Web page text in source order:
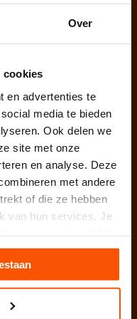
Over
cookies
en advertenties te
media te bieden
Ook delen we
site met onze
en analyse. Deze
met andere
of die ze hebben
van hun services. Je